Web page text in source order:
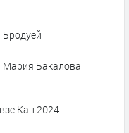
Мария Бакалова
Кан 2024